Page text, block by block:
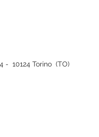
- 10124 Torino (TO)